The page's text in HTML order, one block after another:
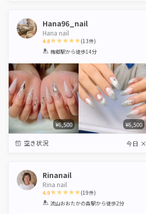
Hana96_nail
Hana nail
4.8
1 2 3 4 5
(13件)
梅郷駅から徒歩14分
¥6,500 ¥6,500
空き状況 今日 ×
Rinanail
Rina nail
4.9
1 2 3 4 5
(19件)
流山おおたかの森駅から徒歩2分